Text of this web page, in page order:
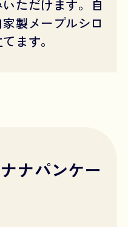
ただけます。自
製メープルシロ
ます。
ナパンケー